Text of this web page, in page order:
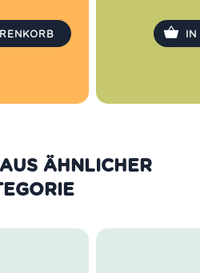
IN
DER GLEICHEN